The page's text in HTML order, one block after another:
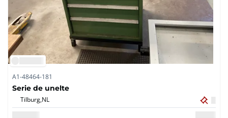
A1-48464-181
Serie de unelte
Tilburg,NL